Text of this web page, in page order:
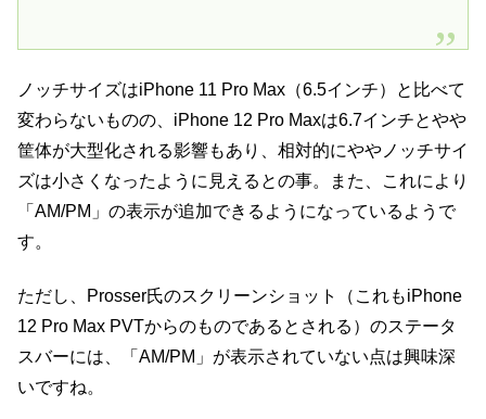
ノッチサイズはiPhone 11 Pro Max（6.5インチ）と比べて
変わらないものの、iPhone 12 Pro Maxは6.7インチとやや
筐体が大型化される影響もあり、相対的にややノッチサイ
ズは小さくなったように見えるとの事。また、これにより
「AM/PM」の表示が追加できるようになっているようで
す。
ただし、Prosser氏のスクリーンショット（これもiPhone
12 Pro Max PVTからのものであるとされる）のステータ
スバーには、「AM/PM」が表示されていない点は興味深
いですね。